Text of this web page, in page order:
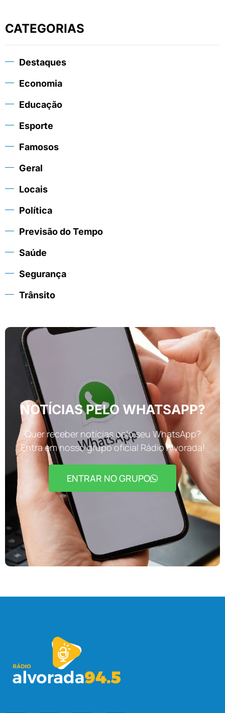
CATEGORIAS
Destaques
Economia
Educação
Esporte
Famosos
Geral
Locais
Política
Previsão do Tempo
Saúde
Segurança
Trânsito
NOTÍCIAS PELO WHATSAPP?
Quer receber notícias pelo seu WhatsApp?
Entra em nosso grupo oficial Rádio Alvorada!
ENTRAR NO GRUPO